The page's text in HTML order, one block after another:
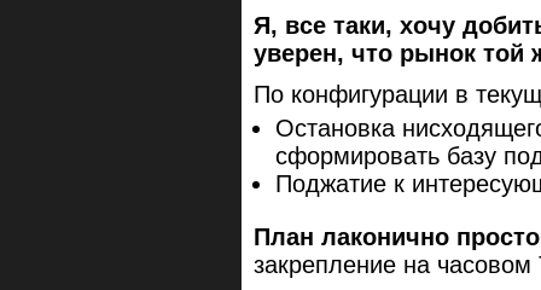
Я, все таки, хочу
уверен, что рынок той
По конфигурации в
Остановка
сформировать базу
Поджатие к
План лаконично
закрепление на